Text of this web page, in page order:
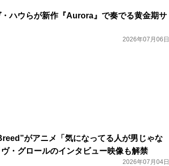
ハウらが新作『Aurora』で奏でる黄金期サ
2026年07月06日
がアニメ「気になってる人が男じゃな
・グロールのインタビュー映像も解禁
2026年07月04日